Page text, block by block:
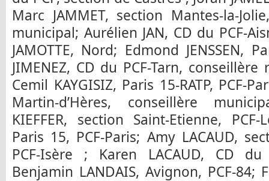
Marc JAMMET, section Mantes-la-
municipal; Aurélien JAN, CD du PCF-
JAMOTTE, Nord; Edmond JENSSEN,
JIMENEZ, CD du PCF-Tarn,
Cemil KAYGISIZ, Paris 15-RATP, PCF-
Martin-d’Hères, conseillère
KIEFFER, section Saint-Etienne,
Paris 15, PCF-Paris; Amy LACAUD,
PCF-Isère ; Karen LACAUD, CD
Benjamin LANDAIS, Avignon, PCF-84;